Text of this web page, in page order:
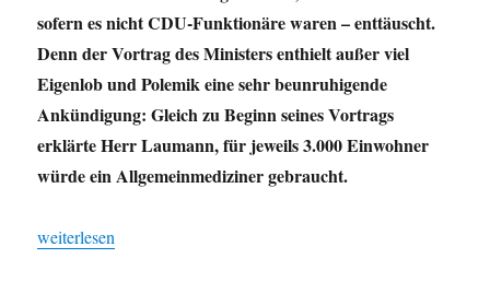
sofern es nicht CDU-Funktionäre waren – enttäuscht.
Denn der Vortrag des Ministers enthielt außer viel
Eigenlob und Polemik eine sehr beunruhigende
Ankündigung: Gleich zu Beginn seines Vortrags
erklärte Herr Laumann, für jeweils 3.000 Einwohner
würde ein Allgemeinmediziner gebraucht.
„Strebt Landesgesundheitsminister Laumann eine Halbierung
weiterlesen